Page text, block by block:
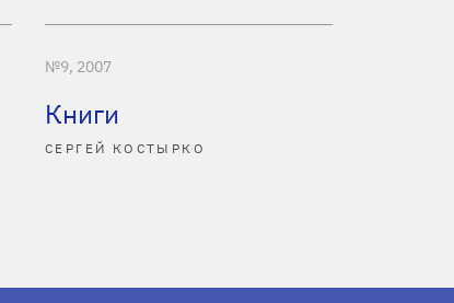
№9, 2007
Книги
СЕРГЕЙ КОСТЫРКО